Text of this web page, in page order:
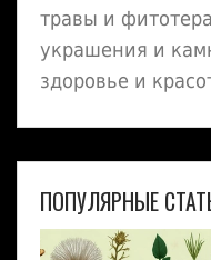
травы и
украшения и
здоровье и
ПОПУЛЯРНЫЕ